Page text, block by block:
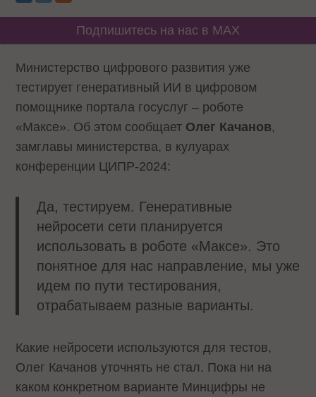
Подпишитесь на нас в MAX
Министерство цифрового развития уже
тестирует генеративный ИИ в цифровом
помощнике портала госуслуг – роботе
«Максе». Об этом сообщает Олег Качанов,
замглавы министерства, в кулуарах
конференции ЦИПР-2024:
Да, тестируем. Генеративные
нейросети сети планируется
использовать в роботе «Максе». Это
понятное для нас направление, мы уже
идем по пути тестирования,
отрабатываем разные варианты.
Какие нейросети используются для тестов,
Олег Качанов уточнять не стал. Пока ни на
каком конкретном варианте Минцифры не